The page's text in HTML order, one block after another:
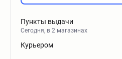
Пункты выдачи
Сегодня, в 2 магазинах
Курьером